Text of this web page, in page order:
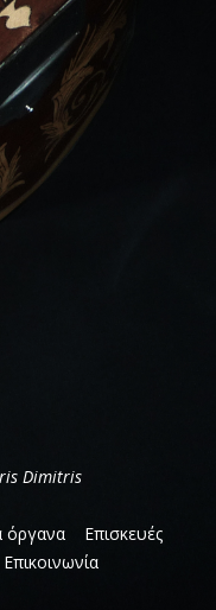
Dimitris
όργανα
Επισκευές
Επικοινωνία